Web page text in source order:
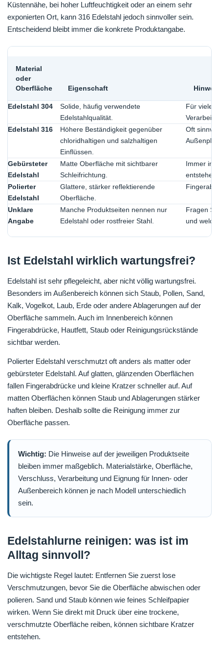
Küstennähe, bei hoher Luftfeuchtigkeit oder an einem sehr
exponierten Ort, kann 316 Edelstahl jedoch sinnvoller sein.
Entscheidend bleibt immer die konkrete Produktangabe.
Material
oder
Oberfläche
Eigenschaft
Edelstahl 304
Solide, häufig verwendete
Edelstahlqualität.
Für viele
Edelstahl 316
Höhere Beständigkeit gegenüber
chloridhaltigen und salzhaltigen
Einflüssen.
Oft
Gebürsteter
Edelstahl
Matte Oberfläche mit sichtbarer
Schleifrichtung.
Immer in
entstehen.
Polierter
Edelstahl
Glattere, stärker reflektierende
Oberfläche.
Unklare
Angabe
Manche Produktseiten nennen nur
Edelstahl oder rostfreier Stahl.
Fragen
und
Ist Edelstahl wirklich wartungsfrei?
Edelstahl ist sehr pflegeleicht, aber nicht völlig wartungsfrei.
Besonders im Außenbereich können sich Staub, Pollen, Sand,
Kalk, Vogelkot, Laub, Erde oder andere Ablagerungen auf der
Oberfläche sammeln. Auch im Innenbereich können
Fingerabdrücke, Hautfett, Staub oder Reinigungsrückstände
sichtbar werden.
Polierter Edelstahl verschmutzt oft anders als matter oder
gebürsteter Edelstahl. Auf glatten, glänzenden Oberflächen
fallen Fingerabdrücke und kleine Kratzer schneller auf. Auf
matten Oberflächen können Staub und Ablagerungen stärker
haften bleiben. Deshalb sollte die Reinigung immer zur
Oberfläche passen.
Wichtig: Die Hinweise auf der jeweiligen Produktseite
bleiben immer maßgeblich. Materialstärke, Oberfläche,
Verschluss, Verarbeitung und Eignung für Innen- oder
Außenbereich können je nach Modell unterschiedlich
sein.
Edelstahlurne reinigen: was ist im
Alltag sinnvoll?
Die wichtigste Regel lautet: Entfernen Sie zuerst lose
Verschmutzungen, bevor Sie die Oberfläche abwischen oder
polieren. Sand und Staub können wie feines Schleifpapier
wirken. Wenn Sie direkt mit Druck über eine trockene,
verschmutzte Oberfläche reiben, können sichtbare Kratzer
entstehen.